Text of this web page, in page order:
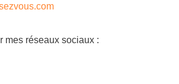
mes réseaux sociaux :